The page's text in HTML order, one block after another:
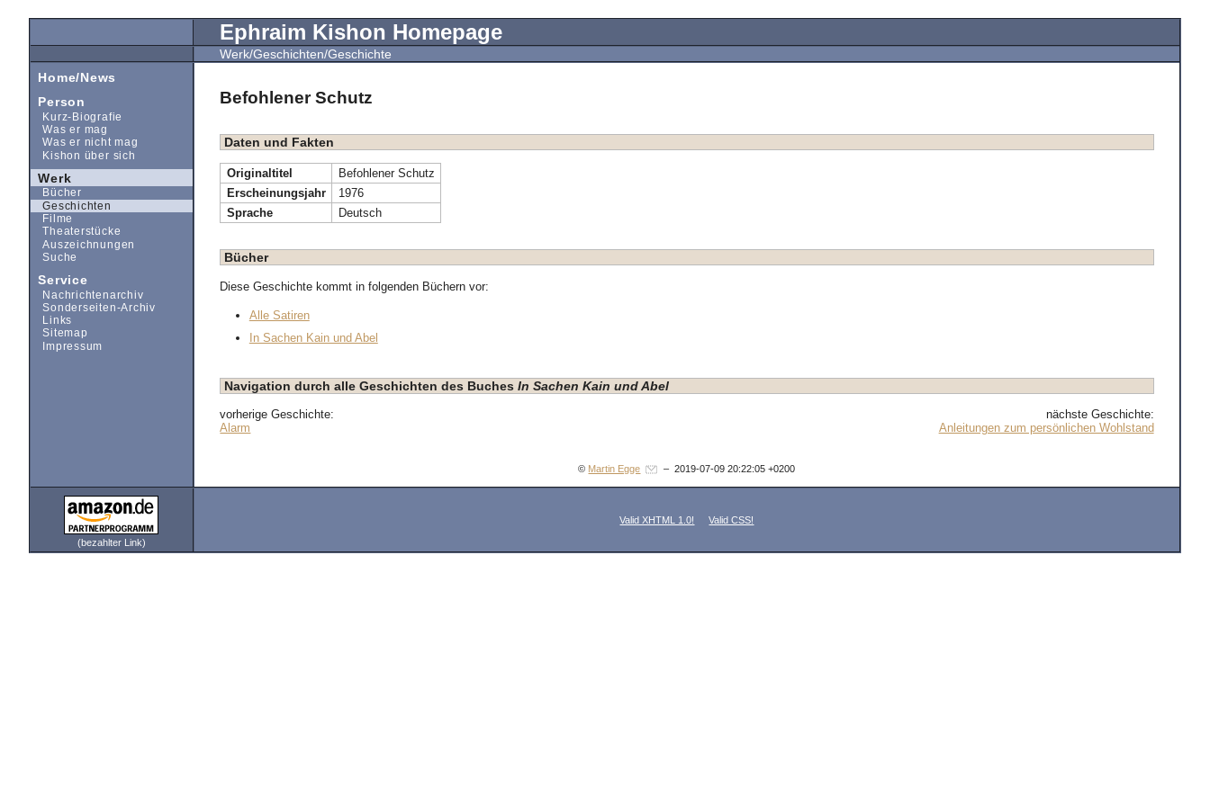
Ephraim Kishon Homepage
Werk/Geschichten/Geschichte
Befohlener Schutz
Daten und Fakten
Originaltitel
Befohlener Schutz
Erscheinungsjahr
1976
Sprache
Deutsch
Bücher
Diese Geschichte kommt in folgenden Büchern vor:
Alle Satiren
In Sachen Kain und Abel
Navigation durch alle Geschichten des Buches In Sachen Kain und Abel
vorherige Geschichte:
Alarm
nächste Geschichte:
Anleitungen zum persönlichen Wohlstand
© Martin Egge – 2019-07-09 20:22:05 +0200
(bezahlter Link)
Valid XHTML 1.0! Valid CSS!
Home/News
Person
Kurz-Biografie
Was er mag
Was er nicht mag
Kishon über sich
Werk
Bücher
Geschichten
Filme
Theaterstücke
Auszeichnungen
Suche
Service
Nachrichtenarchiv
Sonderseiten-Archiv
Links
Sitemap
Impressum